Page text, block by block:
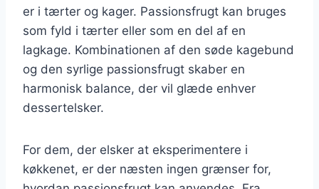
er i tærter og kager. Passionsfrugt kan bruges
som fyld i tærter eller som en del af en
lagkage. Kombinationen af den søde kagebund
og den syrlige passionsfrugt skaber en
harmonisk balance, der vil glæde enhver
dessertelsker.
For dem, der elsker at eksperimentere i
køkkenet, er der næsten ingen grænser for,